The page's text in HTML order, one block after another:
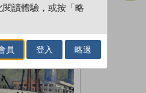
讀體驗，或按「略
員 登入 略過